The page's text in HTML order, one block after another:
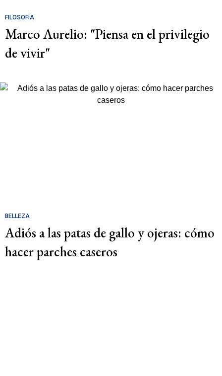
FILOSOFÍA
Marco Aurelio: "Piensa en el privilegio
de vivir"
BELLEZA
Adiós a las patas de gallo y ojeras: cómo
hacer parches caseros